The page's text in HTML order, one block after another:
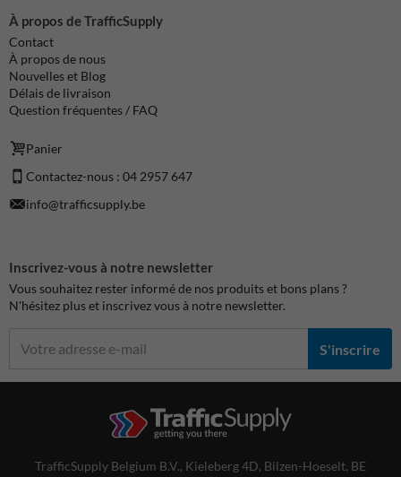
À propos de TrafficSupply
Contact
À propos de nous
Nouvelles et Blog
Délais de livraison
Question fréquentes / FAQ
Panier
Contactez-nous : 04 2957 647
info@trafficsupply.be
Inscrivez-vous à notre newsletter
Vous souhaitez rester informé de nos produits et bons plans ?
N'hésitez plus et inscrivez vous à notre newsletter.
S'inscrire
TrafficSupply Belgium B.V., Kieleberg 4D, Bilzen-Hoeselt, BE